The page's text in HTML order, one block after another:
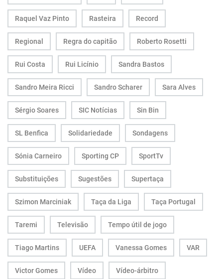
Raquel Vaz Pinto Rasteira Record
Regional Regra do capitão Roberto Rosetti
Rui Costa Rui Licínio Sandra Bastos
Sandro Meira Ricci Sandro Scharer Sara Alves
Sérgio Soares SIC Notícias Sin Bin
SL Benfica Solidariedade Sondagens
Sónia Carneiro Sporting CP SportTv
Substituições Sugestões Supertaça
Szimon Marciniak Taça da Liga Taça Portugal
Taremi Televisão Tempo útil de jogo
Tiago Martins UEFA Vanessa Gomes VAR
Victor Gomes Vídeo Vídeo-árbitro